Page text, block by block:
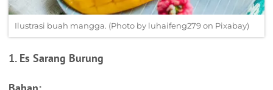
Ilustrasi buah mangga. (Photo by luhaifeng279 on Pixabay)
1. Es Sarang Burung